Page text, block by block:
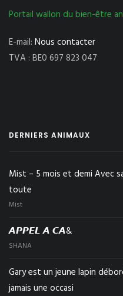
Portail wallon du bien-être
E-mail: Nous contacter
TVA : BE0 697 823 047
DERNIERS ANIMAUX
Mist – 5 mois et demi Avec
toute
Mist
𝘼𝙋𝙋𝙀𝙇 𝘼 𝘾𝘼&
SHANA
Gary est un jeune lapin
jamais une occasi